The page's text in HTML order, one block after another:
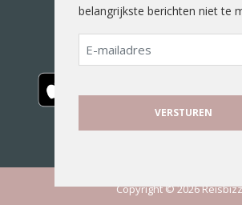
Copyright © 2026 Reisbizz
belangrijkste berichten niet te
E-
mailadres